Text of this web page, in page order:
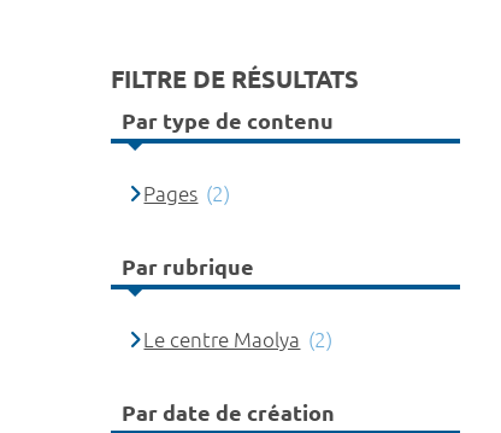
FILTRE DE RÉSULTATS
Par type de contenu
Pages (2)
Par rubrique
Le centre Maolya (2)
Par date de création